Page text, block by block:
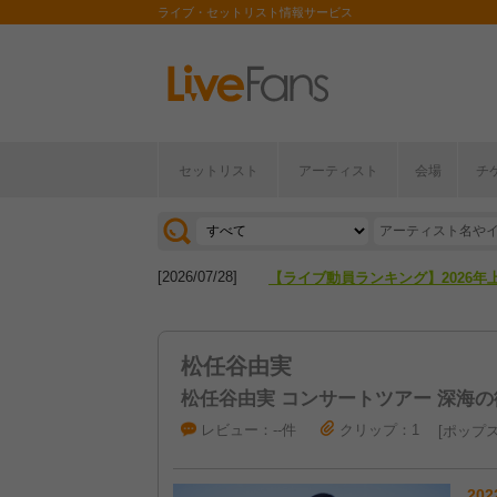
ライブ・セットリスト情報サービス
セットリスト アーティスト 会場 チ
[2026/04/27] 【フェス特集2026】フェス情報は
[2026/07/28] 【ライブ動員ランキング】2026年
松任谷由実
松任谷由実 コンサートツアー 深海の
レビュー：--件 クリップ：1 ポップ